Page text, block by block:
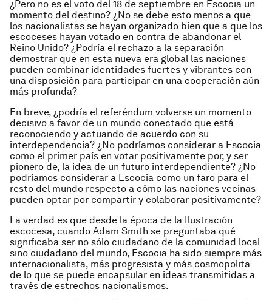
¿Pero no es el voto del 18 de septiembre en Escocia un
momento del destino? ¿No se debe esto menos a que
los nacionalistas se hayan organizado bien que a que los
escoceses hayan votado en contra de abandonar el
Reino Unido? ¿Podría el rechazo a la separación
demostrar que en esta nueva era global las naciones
pueden combinar identidades fuertes y vibrantes con
una disposición para participar en una cooperación aún
más profunda?
En breve, ¿podría el referéndum volverse un momento
decisivo a favor de un mundo conectado que está
reconociendo y actuando de acuerdo con su
interdependencia? ¿No podríamos considerar a Escocia
como el primer país en votar positivamente por, y ser
pionero de, la idea de un futuro interdependiente? ¿No
podríamos considerar a Escocia como un faro para el
resto del mundo respecto a cómo las naciones vecinas
pueden optar por compartir y colaborar positivamente?
La verdad es que desde la época de la Ilustración
escocesa, cuando Adam Smith se preguntaba qué
significaba ser no sólo ciudadano de la comunidad local
sino ciudadano del mundo, Escocia ha sido siempre más
internacionalista, más progresista y más cosmopolita
de lo que se puede encapsular en ideas transmitidas a
través de estrechos nacionalismos.